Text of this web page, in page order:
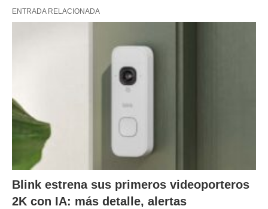
ENTRADA RELACIONADA
Blink estrena sus primeros videoporteros
2K con IA: más detalle, alertas